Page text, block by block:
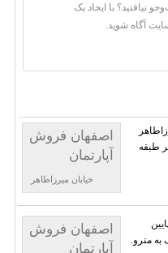
نیافتید؟ با ایجاد یک
آگاه شوید.
اصفهان فروش
آپارتمان
خیابان میرزاطاهر
میرزاطاهر
طبقه
اصفهان فروش
آپارتمان
پایین
۳ برنور.نزدیک به مترو.